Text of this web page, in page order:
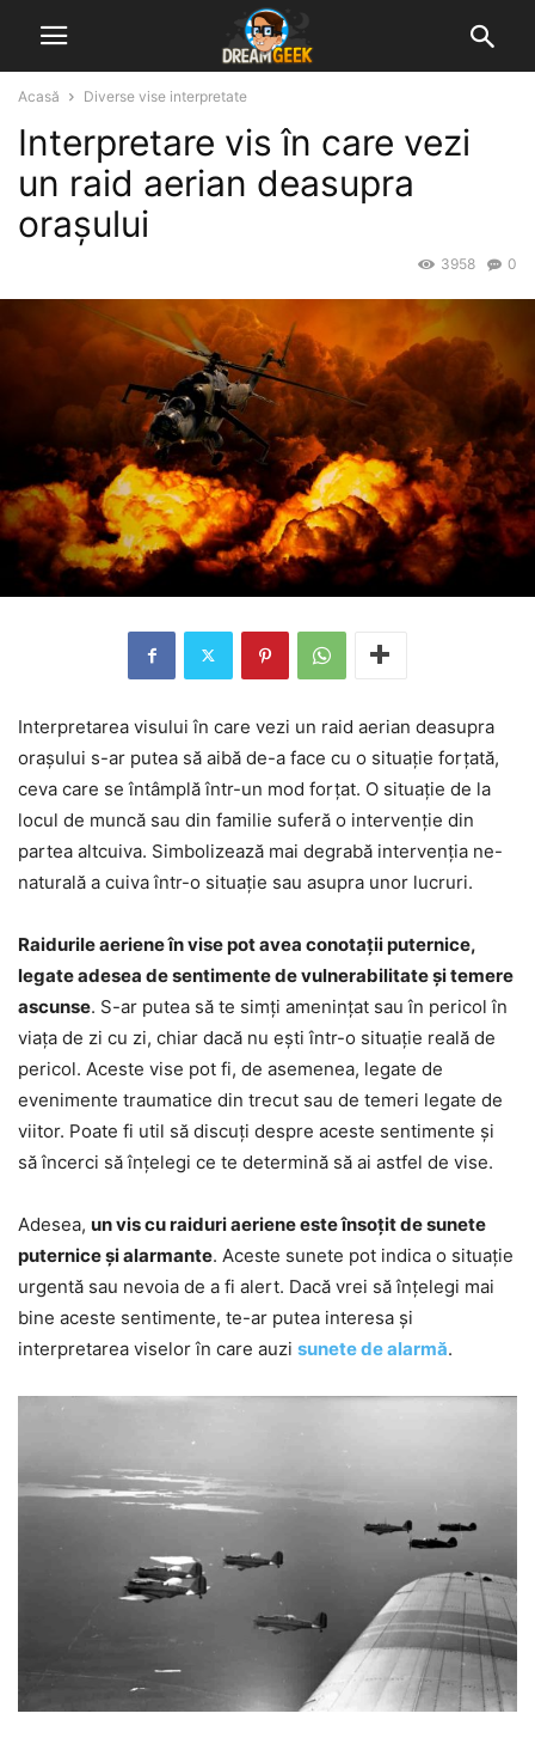
Acasă Diverse vise interpretate
Interpretare vis în care vezi
un raid aerian deasupra
orașului
0
3958
Interpretarea visului în care vezi un raid aerian deasupra
orașului s-ar putea să aibă de-a face cu o situație forțată,
ceva care se întâmplă într-un mod forțat. O situație de la
locul de muncă sau din familie suferă o intervenție din
partea altcuiva. Simbolizează mai degrabă intervenția ne-
naturală a cuiva într-o situație sau asupra unor lucruri.
Raidurile aeriene în vise pot avea conotații puternice,
legate adesea de sentimente de vulnerabilitate și temere
ascunse. S-ar putea să te simți amenințat sau în pericol în
viața de zi cu zi, chiar dacă nu ești într-o situație reală de
pericol. Aceste vise pot fi, de asemenea, legate de
evenimente traumatice din trecut sau de temeri legate de
viitor. Poate fi util să discuți despre aceste sentimente și
să încerci să înțelegi ce te determină să ai astfel de vise.
Adesea, un vis cu raiduri aeriene este însoțit de sunete
puternice și alarmante. Aceste sunete pot indica o situație
urgentă sau nevoia de a fi alert. Dacă vrei să înțelegi mai
bine aceste sentimente, te-ar putea interesa și
interpretarea viselor în care auzi sunete de alarmă.